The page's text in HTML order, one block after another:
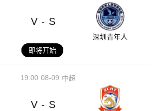
V - S
深圳青年人
即将开始
08-09
19:00 中超
V - S